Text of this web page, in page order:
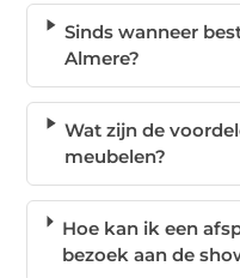
Sinds wanneer
Almere?
Wat zijn de
meubelen?
Hoe kan ik een
bezoek aan de